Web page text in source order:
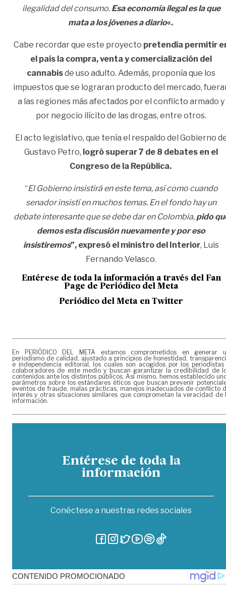
ilegalidad del consumo. Esa economía ilegal es la que
mata a los jóvenes a diario«.
Cabe recordar que este proyecto pretendía permitir
el país la compra, venta y comercialización del
cannabisde uso adulto. Además, proponía que los
impuestos que se lograran producto del mercado,
a las regiones más afectados por el conflicto armado y
por negocio ilícito de las drogas, entre otros.
El acto legislativo, que tenía el respaldo del Gobierno
Gustavo Petro, logró superar 7 de 8 debates en el
Congreso de la República.
“El Gobierno insistirá en este tema, así como cuando
senador insistí en muchos temas. En el fondo hay un
debate interesante que se debe dar en Colombia, pido
demos esta discusión nuevamente y por eso
insistiremos”, expresó el ministro del Interior, Luis
Fernando Velasco.
Entérese de toda la información a través del Fan
Page de Periódico del Meta
Periódico del Meta en Twitter
En PERIÓDICO DEL META estamos comprometidos en generar
periodismo de calidad, ajustado a principios de honestidad,
e independencia editorial, los cuales son acogidos por los periodistas
colaboradores de este medio y buscan garantizar la credibilidad de
contenidos ante los distintos públicos. Así mismo, hemos establecido
parámetros sobre los estándares éticos que buscan prevenir
eventos de fraude, malas prácticas, manejos inadecuados de conflicto
interés y otras situaciones similares que comprometan la veracidad de
información.
Entérese de toda la
información
Conéctese a nuestras redes sociales